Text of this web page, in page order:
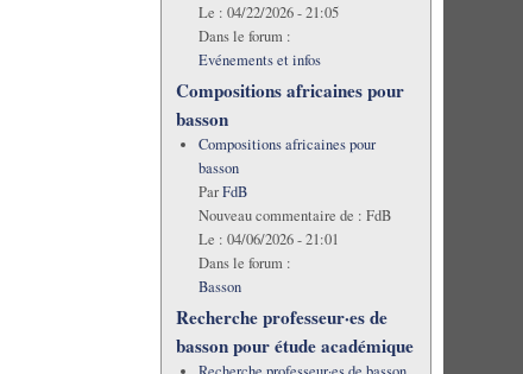
Le : 04/22/2026 - 21:05
Dans le forum :
Evénements et infos
Compositions africaines pour
basson
Compositions africaines pour
basson
ParFdB
Nouveau commentaire de : FdB
Le : 04/06/2026 - 21:01
Dans le forum :
Basson
Recherche professeur·es de
basson pour étude académique